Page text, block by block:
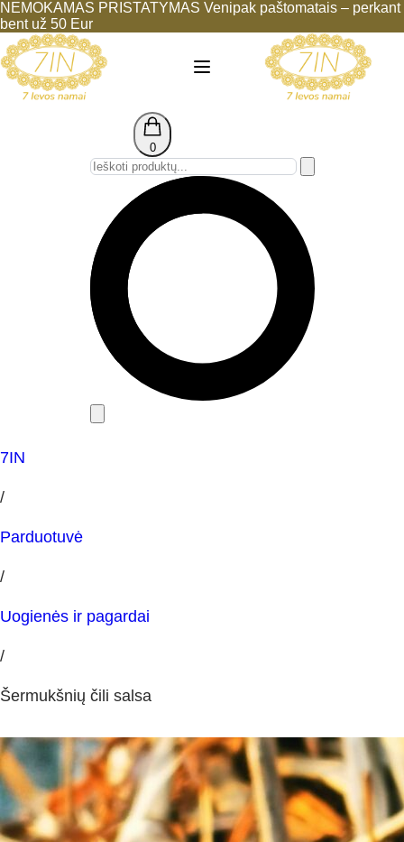
NEMOKAMAS PRISTATYMAS Venipak paštomatais – perkant
bent už 50 Eur
0
7IN
/
Parduotuvė
/
Uogienės ir pagardai
/
Šermukšnių čili salsa